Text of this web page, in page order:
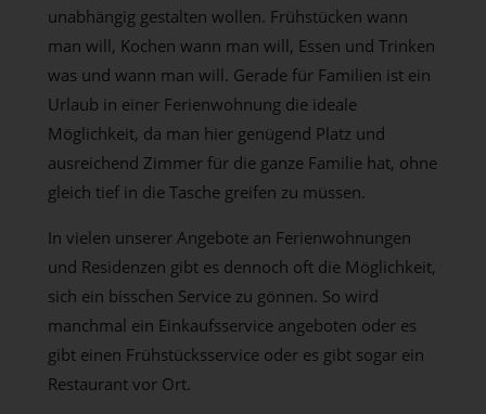
unabhängig gestalten wollen. Frühstücken wann
man will, Kochen wann man will, Essen und Trinken
was und wann man will. Gerade für Familien ist ein
Urlaub in einer Ferienwohnung die ideale
Möglichkeit, da man hier genügend Platz und
ausreichend Zimmer für die ganze Familie hat, ohne
gleich tief in die Tasche greifen zu müssen.
In vielen unserer Angebote an Ferienwohnungen
und Residenzen gibt es dennoch oft die Möglichkeit,
sich ein bisschen Service zu gönnen. So wird
manchmal ein Einkaufsservice angeboten oder es
gibt einen Frühstücksservice oder es gibt sogar ein
Restaurant vor Ort.